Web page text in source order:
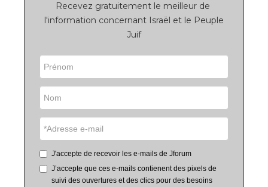
Recevez gratuitement le meilleur de
l'information concernant Israël et le Peuple
Juif
J'accepte de recevoir les e-mails de Jforum
J’accepte que ces e-mails contienent des pixels de
suivi des ouvertures et des clics pour des besoins